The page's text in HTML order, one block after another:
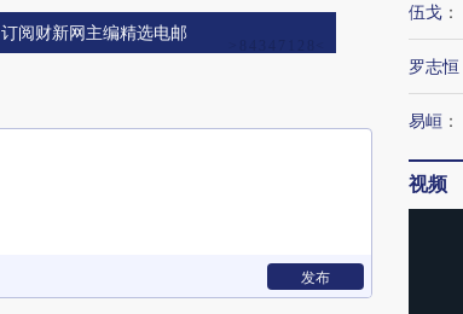
订阅财新网主编精选电邮
发布
伍戈 ：
罗志恒
易峘 ：
视频